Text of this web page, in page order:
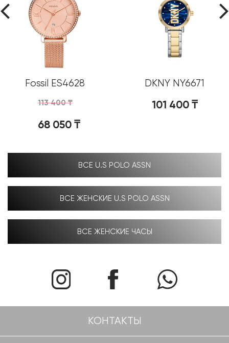
Fossil ES4628
113 400₸
68 050₸
DKNY NY6671
101 400₸
ВСЕ U.S POLO ASSN
ВСЕ ЖЕНСКИЕ U.S POLO ASSN
ВСЕ ЖЕНСКИЕ ЧАСЫ
КОНТАКТЫ